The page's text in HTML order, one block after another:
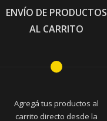
ENVÍO DE PRODUCTOS
AL CARRITO
Agregá tus productos al
carrito directo desde la